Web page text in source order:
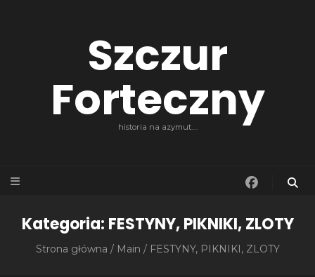
Szczur
Forteczny
historia na azymut….
Kategoria: FESTYNY, PIKNIKI, ZLOTY
Strona główna / Main / FESTYNY, PIKNIKI, ZLOTY